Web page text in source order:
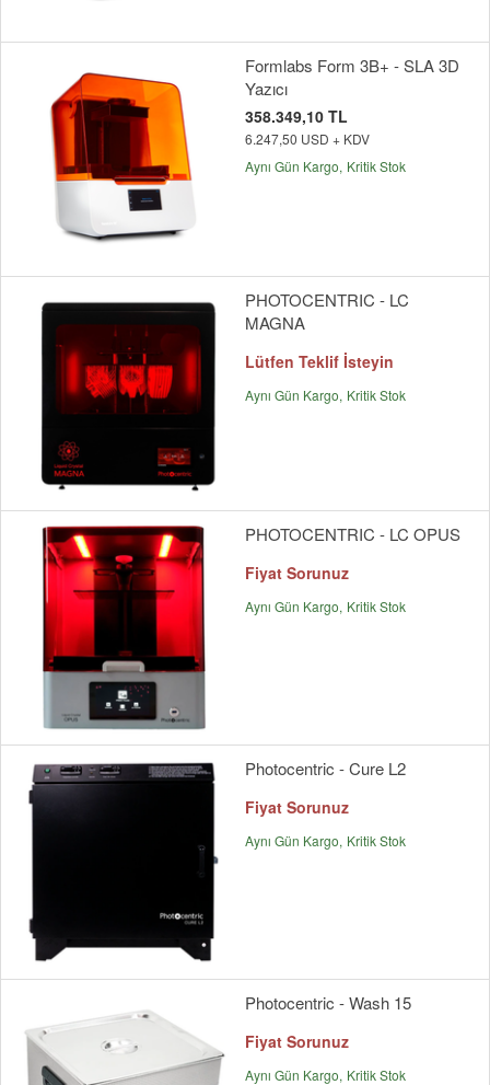
Formlabs Form 3B+ - SLA 3D
Yazıcı
358.349,10 TL
6.247,50 USD + KDV
Aynı Gün Kargo Kritik Stok
PHOTOCENTRIC - LC
MAGNA
Lütfen Teklif İsteyin
Aynı Gün Kargo Kritik Stok
PHOTOCENTRIC - LC OPUS
Fiyat Sorunuz
Aynı Gün Kargo Kritik Stok
Photocentric - Cure L2
Fiyat Sorunuz
Aynı Gün Kargo Kritik Stok
Photocentric - Wash 15
Fiyat Sorunuz
Aynı Gün Kargo Kritik Stok